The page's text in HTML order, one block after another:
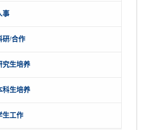
事
研/合作
究生培养
科生培养
生工作